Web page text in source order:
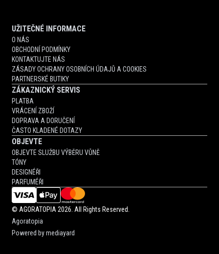
UŽITEČNÉ INFORMACE
O NÁS
OBCHODNÍ PODMÍNKY
KONTAKTUJTE NÁS
ZÁSADY OCHRANY OSOBNÍCH ÚDAJŮ A COOKIES
PARTNERSKÉ BUTIKY
ZÁKAZNICKÝ SERVIS
PLATBA
VRÁCENÍ ZBOŽÍ
DOPRAVA A DORUČENÍ
ČASTO KLADENÉ DOTAZY
OBJEVTE
OBJEVTE SLUŽBU VÝBĚRU VŮNĚ
TÓNY
DESIGNÉŘI
PARFUMÉŘI
© AGORATOPIA 2026. All Rights Reserved.
Agoratopia
Powered bymediayard